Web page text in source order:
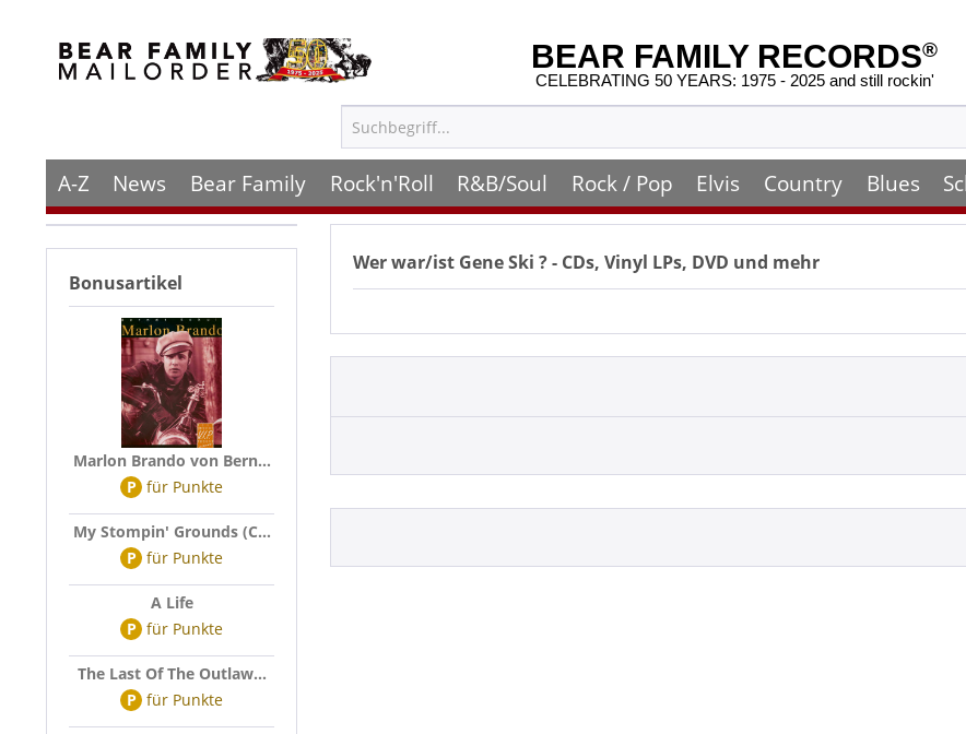
BEAR FAMILY RECORDS®
CELEBRATING 50 YEARS: 1975 - 2025 and still rockin'
A-Z News Bear Family Rock'n'Roll R&B/Soul Rock / Pop Elvis Country Blues
Bonusartikel
Marlon Brando von Bern...
P für Punkte
My Stompin' Grounds (C...
P für Punkte
A Life
P für Punkte
The Last Of The Outlaw...
P für Punkte
Wer war/ist Gene Ski ? - CDs, Vinyl LPs, DVD und mehr